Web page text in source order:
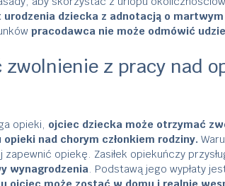
urodzenia dziecka z adnotacją o
pracodawca nie może odmówić
zwolnienie z pracy nad
opieki, ojciec dziecka może otrzymać
nad chorym członkiem rodziny.
opiekę. Zasiłek opiekuńczy
wynagrodzenia. Podstawą jego wypłaty